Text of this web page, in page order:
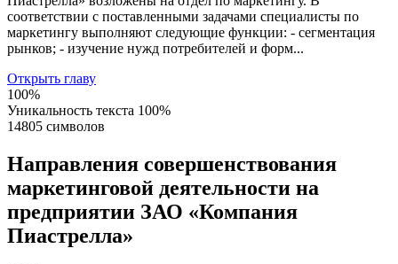
соответствии с поставленными задачами специалисты по
маркетингу выполняют следующие функции: - сегментация
рынков; - изучение нужд потребителей и форм...
Открыть главу
100%
Уникальность текста 100%
14805 символов
Направления совершенствования
маркетинговой деятельности на
предприятии ЗАО «Компания
Пиастрелла»